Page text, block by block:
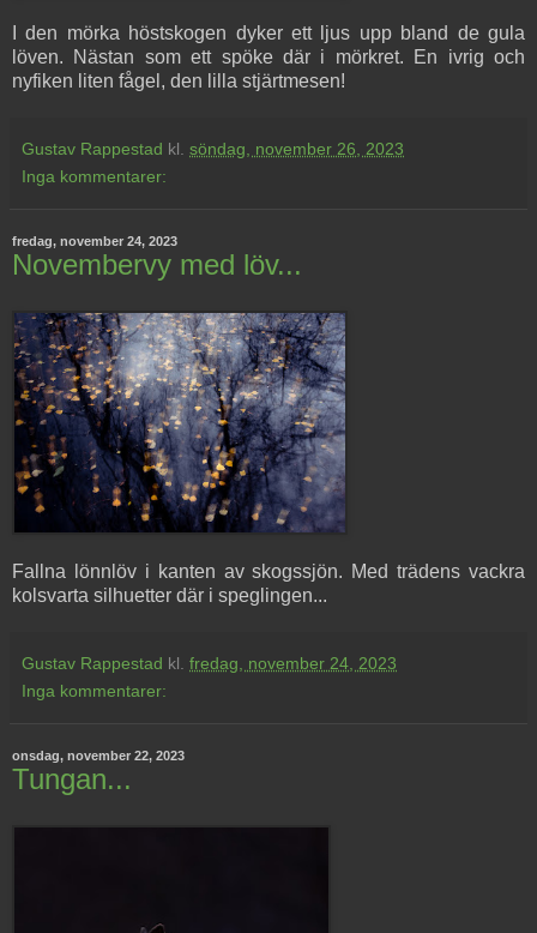
I den mörka höstskogen dyker ett ljus upp bland de gula
löven. Nästan som ett spöke där i mörkret. En ivrig och
nyfiken liten fågel, den lilla stjärtmesen!
Gustav Rappestad kl. söndag, november 26, 2023
Inga kommentarer:
fredag, november 24, 2023
Novembervy med löv...
Fallna lönnlöv i kanten av skogssjön. Med trädens vackra
kolsvarta silhuetter där i speglingen...
Gustav Rappestad kl. fredag, november 24, 2023
Inga kommentarer:
onsdag, november 22, 2023
Tungan...